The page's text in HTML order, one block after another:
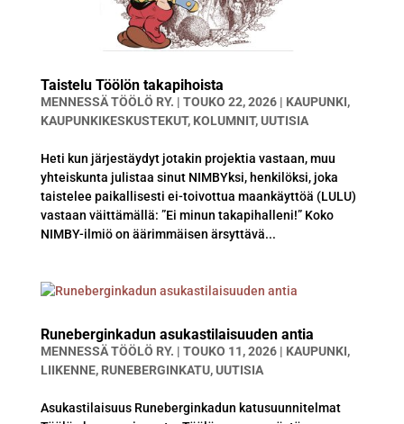
Taistelu Töölön takapihoista
MENNESSÄTÖÖLÖ RY. | TOUKO 22, 2026| KAUPUNKI,
KAUPUNKIKESKUSTEKUT, KOLUMNIT,UUTISIA
Heti kun järjestäydyt jotakin projektia vastaan, muu
yhteiskunta julistaa sinut NIMBYksi, henkilöksi, joka
taistelee paikallisesti ei-toivottua maankäyttöä (LULU)
vastaan ​​väittämällä: ”Ei minun takapihalleni!” Koko
NIMBY-ilmiö on äärimmäisen ärsyttävä...
Runeberginkadun asukastilaisuuden antia
MENNESSÄTÖÖLÖ RY. | TOUKO 11, 2026| KAUPUNKI,
LIIKENNE, RUNEBERGINKATU,UUTISIA
Asukastilaisuus Runeberginkadun katusuunnitelmat